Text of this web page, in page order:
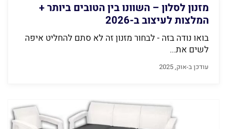
מזנון לסלון – השוונו בין הטובים ביותר +
המלצות לעיצוב ב-2026
בואו נודה בזה - לבחור מזנון זה לא סתם להחליט איפה
לשים את...
עודכן ב-אוק, 2025